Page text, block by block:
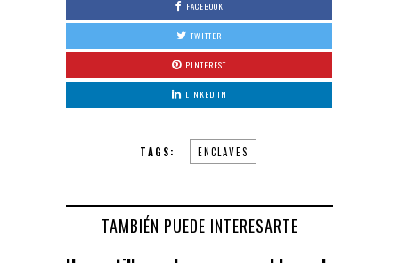
FACEBOOK
TWITTER
PINTEREST
LINKED IN
TAGS: ENCLAVES
TAMBIÉN PUEDE INTERESARTE